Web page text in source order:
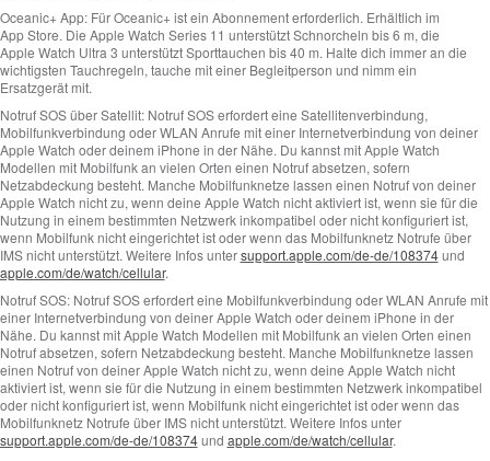
Oceanic+ App:Für Oceanic+ ist ein Abonnement erforderlich. Erhältlich im
App Store. Die Apple Watch Series 11 unterstützt Schnorcheln bis 6 m, die
Apple Watch Ultra 3 unterstützt Sporttauchen bis 40 m. Halte dich immer an die
wichtigsten Tauchregeln, tauche mit einer Begleitperson und nimm ein
Ersatzgerät mit.
Notruf SOS über Satellit:Notruf SOS erfordert eine Satellitenverbindung,
Mobilfunkverbindung oder WLAN Anrufe mit einer Internetverbindung von deiner
Apple Watch oder deinem iPhone in der Nähe. Du kannst mit Apple Watch
Modellen mit Mobilfunk an vielen Orten einen Notruf absetzen, sofern
Netzabdeckung besteht. Manche Mobilfunknetze lassen einen Notruf von deiner
Apple Watch nicht zu, wenn deine Apple Watch nicht aktiviert ist, wenn sie für die
Nutzung in einem bestimmten Netzwerk inkompatibel oder nicht konfiguriert ist,
wenn Mobilfunk nicht eingerichtet ist oder wenn das Mobilfunknetz Notrufe über
IMS nicht unterstützt. Weitere Infos untersupport.apple.com/de-de/108374und
apple.com/de/watch/cellular.
Notruf SOS:Notruf SOS erfordert eine Mobilfunkverbindung oder WLAN Anrufe mit
einer Internetverbindung von deiner Apple Watch oder deinem iPhone in der
Nähe. Du kannst mit Apple Watch Modellen mit Mobilfunk an vielen Orten einen
Notruf absetzen, sofern Netzabdeckung besteht. Manche Mobilfunknetze lassen
einen Notruf von deiner Apple Watch nicht zu, wenn deine Apple Watch nicht
aktiviert ist, wenn sie für die Nutzung in einem bestimmten Netzwerk inkompatibel
oder nicht konfiguriert ist, wenn Mobilfunk nicht eingerichtet ist oder wenn das
Mobilfunknetz Notrufe über IMS nicht unterstützt. Weitere Infos unter
support.apple.com/de-de/108374und apple.com/de/watch/cellular.